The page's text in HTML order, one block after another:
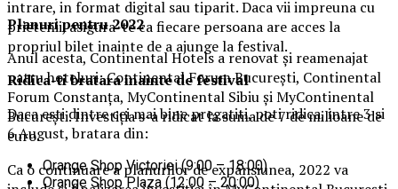
Planuri pentru 2022
Anul acesta, Continental Hotels a renovat și reamenajat
patru hoteluri: Continental Forum București, Continental
Forum Constanța, MyContinental Sibiu și MyContinental
București. Investiția s-a ridicat la suma de 7 de milioane de
euro.
Ca o continuare a planurilor de expansiunea, 2022 va
intrare, in format digital sau tiparit. Daca vii impreuna cu
prietenii, asigura-te ca fiecare persoana are acces la
propriul bilet inainte de a ajunge la festival.
Ridica-ti bratarainainte de festival
Daca esti dintre cei mai bine pregatiti, poti ridica, intre 3 si
6 August, bratara din:
Orange Shop Victoriei (9:00 – 18:00)
Orange Shop Plaza (12:00 – 20:00)